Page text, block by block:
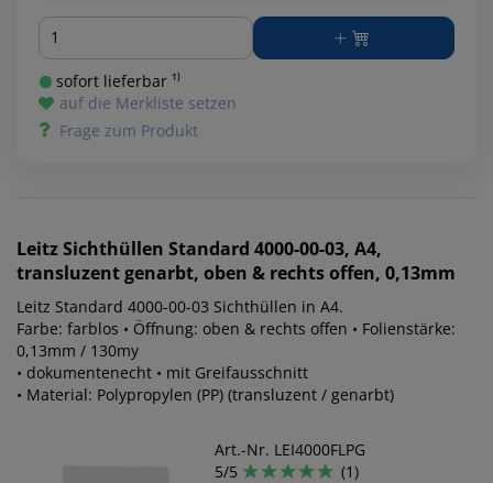
Menge
sofort lieferbar ¹⁾
auf die Merkliste setzen
Frage zum Produkt
LeitzSichthüllen Standard 4000-00-03, A4,
transluzent genarbt, oben & rechts offen, 0,13mm
Leitz Standard 4000-00-03 Sichthüllen in A4.
Farbe: farblos • Öffnung: oben & rechts offen • Folienstärke:
0,13mm / 130my
• dokumentenecht • mit Greifausschnitt
• Material: Polypropylen (PP) (transluzent / genarbt)
Art.-Nr. LEI4000FLPG
5/5
(1)